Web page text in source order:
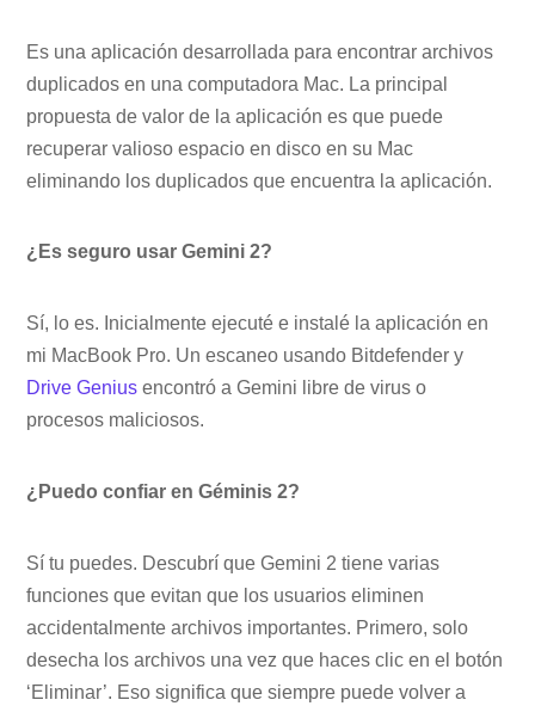
Es una aplicación desarrollada para encontrar archivos
duplicados en una computadora Mac. La principal
propuesta de valor de la aplicación es que puede
recuperar valioso espacio en disco en su Mac
eliminando los duplicados que encuentra la aplicación.
¿Es seguro usar Gemini 2?
Sí, lo es. Inicialmente ejecuté e instalé la aplicación en
mi MacBook Pro. Un escaneo usando Bitdefender y
Drive Genius encontró a Gemini libre de virus o
procesos maliciosos.
¿Puedo confiar en Géminis 2?
Sí tu puedes. Descubrí que Gemini 2 tiene varias
funciones que evitan que los usuarios eliminen
accidentalmente archivos importantes. Primero, solo
desecha los archivos una vez que haces clic en el botón
‘Eliminar’. Eso significa que siempre puede volver a